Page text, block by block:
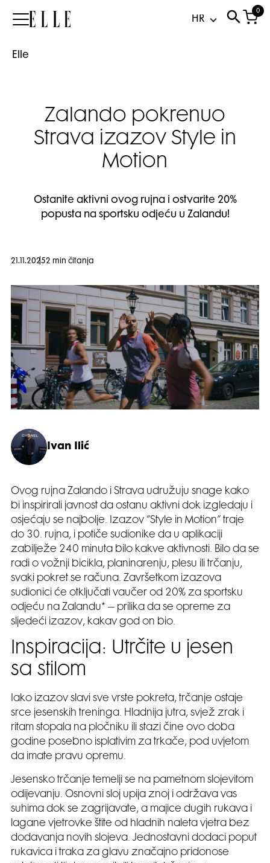
Elle
0
Elle
Zalando pokrenuo
Strava izazov Style in
Motion
Ostanite aktivni ovog rujna i ostvarite 20%
popusta na sportsku odjeću u Zalandu!
21.11.20252 min čitanja
Ivan Ilić
Ovog rujna Zalando i Strava udružuju snage kako
bi inspirirali javnost da ostanu aktivni dok izgledaju i
osjećaju se najbolje. Izazov “Style in Motion” traje
do 30. rujna, i potiče sudionike da u aplikaciji
zabilježe 240 minuta bilo kakve aktivnosti. Bilo da se
radi o vožnji bicikla, planinarenju, plesu ili trčanju,
svaki pokret se računa. Završetkom izazova
sudionici će otključati vaučer od 20% za sportsku
odjeću na Zalandu* – prilika da se opreme za
sljedeći izazov, kakav god on bio.
Inspiracija: Utrčite u jesen
sa stilom
Iako izazov slavi sve vrste pokreta, trčanje ostaje
srce jesenskih treninga. Hladnija jutra, svjež zrak i
ritam stopala na pločniku ili stazi čine ovo doba
godine posebno isplativim za trkače, pod uvjetom
da imate pravu opremu.
Jesensko trčanje temelji se na pametnom slojevitom
odijevanju. Osnovni sloj upija znoj i održava vas
suhima dok se zagrijavate, a majice dugih rukava i
lagane vjetrovke štite od hladnih naleta vjetra bez
dodavanja novih slojeva. Jednostavni dodaci poput
rukavica i traka za glavu značajno pridonose